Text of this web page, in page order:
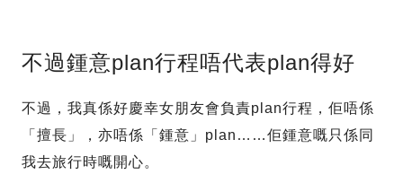
不過鍾意plan行程唔代表plan得好
不過，我真係好慶幸女朋友會負責plan行程，佢唔係
「擅長」，亦唔係「鍾意」plan……佢鍾意嘅只係同
我去旅行時嘅開心。